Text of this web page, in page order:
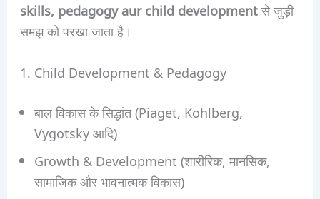
skills, pedagogy aur child developmentसे जुड़ी
समझ को परखा जाता है।
1. Child Development & Pedagogy
बाल विकास के सिद्धांत (Piaget, Kohlberg,
Vygotsky आदि)
Growth & Development (शारीरिक, मानसिक,
सामाजिक और भावनात्मक विकास)